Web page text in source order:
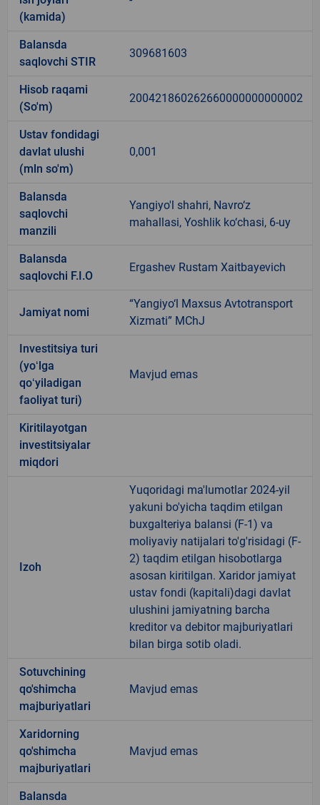
(kamida)
Balansda
saqlovchi STIR
309681603
Hisob raqami
(So'm)
200421860262660000000000002
Ustav fondidagi
davlat ulushi
(mln so'm)
0,001
Balansda
saqlovchi
manzili
Yangiyo'l shahri, Navro‘z
mahallasi, Yoshlik ko‘chasi, 6-uy
Balansda
saqlovchi F.I.O
Ergashev Rustam Xaitbayevich
Jamiyat nomi
“Yangiyo‘l Maxsus Avtotransport
Xizmati” MChJ
Investitsiya turi
(yoʻlga
qoʻyiladigan
faoliyat turi)
Mavjud emas
Kiritilayotgan
investitsiyalar
miqdori
Izoh
Yuqoridagi ma'lumotlar 2024-yil
yakuni bo'yicha taqdim etilgan
buxgalteriya balansi (F-1) va
moliyaviy natijalari to'g'risidagi (F-
2) taqdim etilgan hisobotlarga
asosan kiritilgan. Xaridor jamiyat
ustav fondi (kapitali)dagi davlat
ulushini jamiyatning barcha
kreditor va debitor majburiyatlari
bilan birga sotib oladi.
Sotuvchining
qo'shimcha
majburiyatlari
Mavjud emas
Xaridorning
qo'shimcha
majburiyatlari
Mavjud emas
Balansda